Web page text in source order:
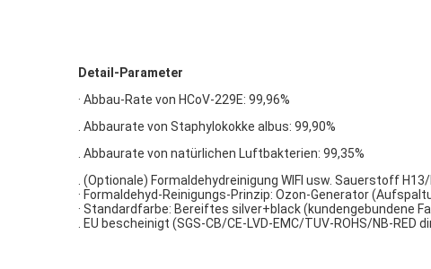
Detail-Parameter
· Abbau-Rate von HCoV-229E: 99,96%
. Abbaurate von Staphylokokke albus: 99,90%
. Abbaurate von natürlichen Luftbakterien: 99,35%
(Optionale) Formaldehydreinigung WIFI usw. Sauerstoff
· Formaldehyd-Reinigungs-Prinzip: Ozon-Generator
· Standardfarbe: Bereiftes silver+black (kundengebundene
. EU bescheinigt (SGS-CB/CE-LVD-EMC/TUV-ROHS/NB-